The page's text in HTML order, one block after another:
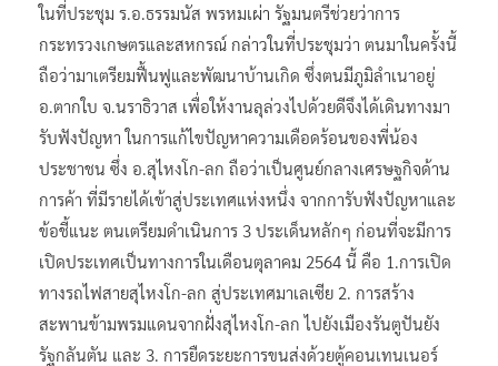
ในที่ประชุม ร.อ.ธรรมนัส พรหมเผ่า รัฐมนตรีช่วยว่าการ
กระทรวงเกษตรและสหกรณ์ กล่าวในที่ประชุมว่า ตนมาในครั้งนี้
ถือว่ามาเตรียมฟื้นฟูและพัฒนาบ้านเกิด ซึ่งตนมีภูมิลำเนาอยู่
อ.ตากใบ จ.นราธิวาส เพื่อให้งานลุล่วงไปด้วยดีจึงได้เดินทางมา
รับฟังปัญหา ในการแก้ไขปัญหาความเดือดร้อนของพี่น้อง
ประชาชน ซึ่ง อ.สุไหงโก-ลก ถือว่าเป็นศูนย์กลางเศรษฐกิจด้าน
การค้า ที่มีรายได้เข้าสู่ประเทศแห่งหนึ่ง จากการับฟังปัญหาและ
ข้อชี้แนะ ตนเตรียมดำเนินการ 3 ประเด็นหลักๆ ก่อนที่จะมีการ
เปิดประเทศเป็นทางการในเดือนตุลาคม 2564 นี้ คือ 1.การเปิด
ทางรถไฟสายสุไหงโก-ลก สู่ประเทศมาเลเซีย 2. การสร้าง
สะพานข้ามพรมแดนจากฝั่งสุไหงโก-ลก ไปยังเมืองรันตูปันยัง
รัฐกลันตัน และ 3. การยืดระยะการขนส่งด้วยตู้คอนเทนเนอร์